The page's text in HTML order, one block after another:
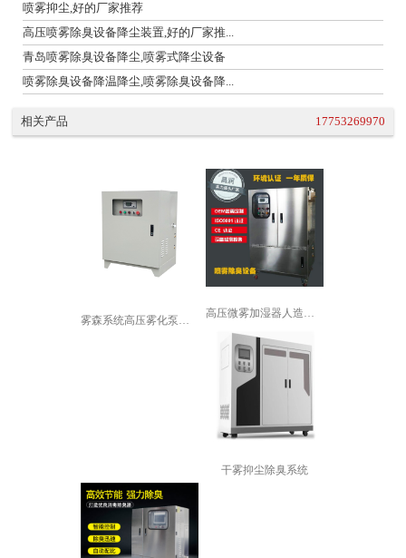
喷雾抑尘,好的厂家推荐
高压喷雾除臭设备降尘装置,好的厂家推...
青岛喷雾除臭设备降尘,喷雾式降尘设备
喷雾除臭设备降温降尘,喷雾除臭设备降...
相关产品 17753269970
雾森系统高压雾化泵厂房降温加湿园林景...
干雾抑尘除臭系统